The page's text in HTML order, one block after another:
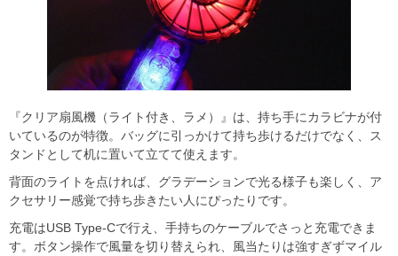
『クリア扇風機（ライト付き、ラメ）』は、持ち手にカラビナが付
いているのが特徴。バッグに引っかけて持ち歩けるだけでなく、ス
タンドとして机に置いて立てて使えます。
背面のライトを点ければ、グラデーションで光る様子も楽しく、ア
クセサリー感覚で持ち歩きたい人にぴったりです。
充電はUSB Type-Cで行え、手持ちのケーブルでさっと充電できま
す。ボタン操作で風量を切り替えられ、風当たりは強すぎずマイル